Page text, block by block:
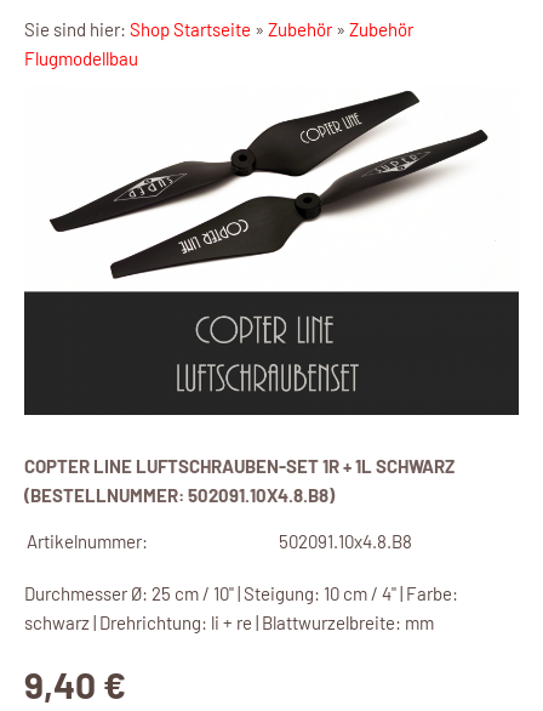
Sie sind hier: Shop Startseite » Zubehör» Zubehör
Flugmodellbau
COPTER LINE LUFTSCHRAUBEN-SET 1R + 1L SCHWARZ
(BESTELLNUMMER: 502091.10X4.8.B8)
Artikelnummer: 502091.10x4.8.B8
Durchmesser Ø: 25 cm / 10" | Steigung: 10 cm / 4" | Farbe:
schwarz | Drehrichtung: li + re | Blattwurzelbreite: mm
9,40 €